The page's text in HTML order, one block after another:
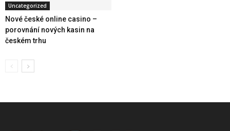
Uncategorized
Nové české online casino –
porovnání nových kasin na
českém trhu